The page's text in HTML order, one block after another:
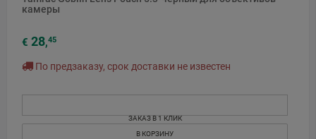
камеры
€ 28,45
По предзаказу, срок доставки не известен
ЗАКАЗ В 1 КЛИК
В КОРЗИНУ